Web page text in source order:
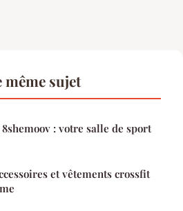
sujet
: votre salle de sport
et vêtements crossfit